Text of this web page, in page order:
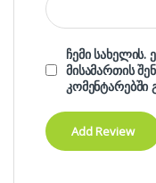
ჩემი
მისამართის
კომენტარებში